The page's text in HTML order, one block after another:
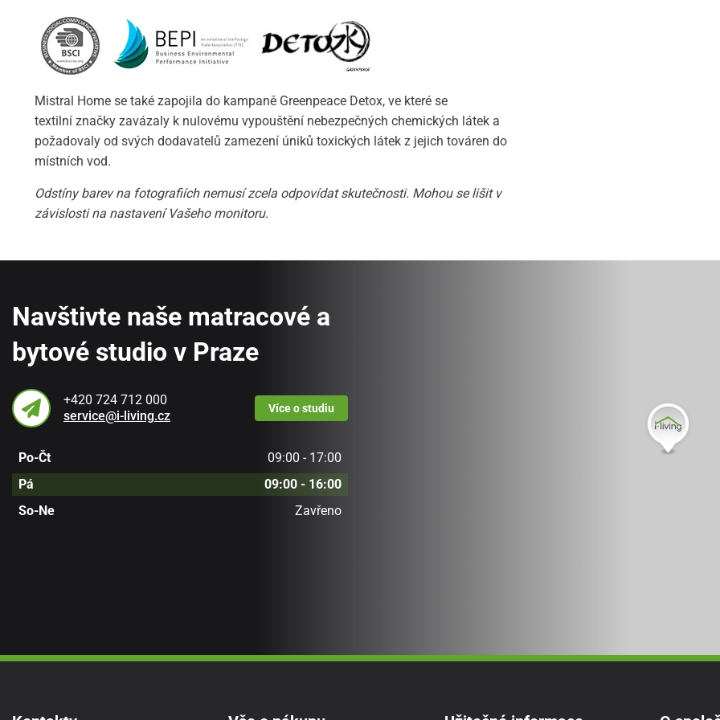
Mistral Home se také zapojila do kampaně Greenpeace Detox, ve které se
textilní značky zavázaly k nulovému vypouštění nebezpečných chemických látek a
požadovaly od svých dodavatelů zamezení úniků toxických látek z jejich továren do
místních vod.
Odstíny barev na fotografiích nemusí zcela odpovídat skutečnosti. Mohou se lišit v
závislosti na nastavení Vašeho monitoru.
Navštivte naše matracové a
bytové studio v Praze
+420 724 712 000
service@i-living.cz
Víceo studiu
Po-Čt
09:00 - 17:00
Pá
09:00 - 16:00
So-Ne
Zavřeno